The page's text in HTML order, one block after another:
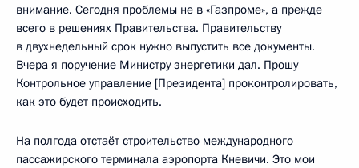
внимание. Сегодня проблемы не в «Газпроме», а прежде
всего в решениях Правительства. Правительству
в двухнедельный срок нужно выпустить все документы.
Вчера я поручение Министру энергетики дал. Прошу
Контрольное управление [Президента] проконтролировать,
как это будет происходить.
На полгода отстаёт строительство международного
пассажирского терминала аэропорта Кневичи. Это мои